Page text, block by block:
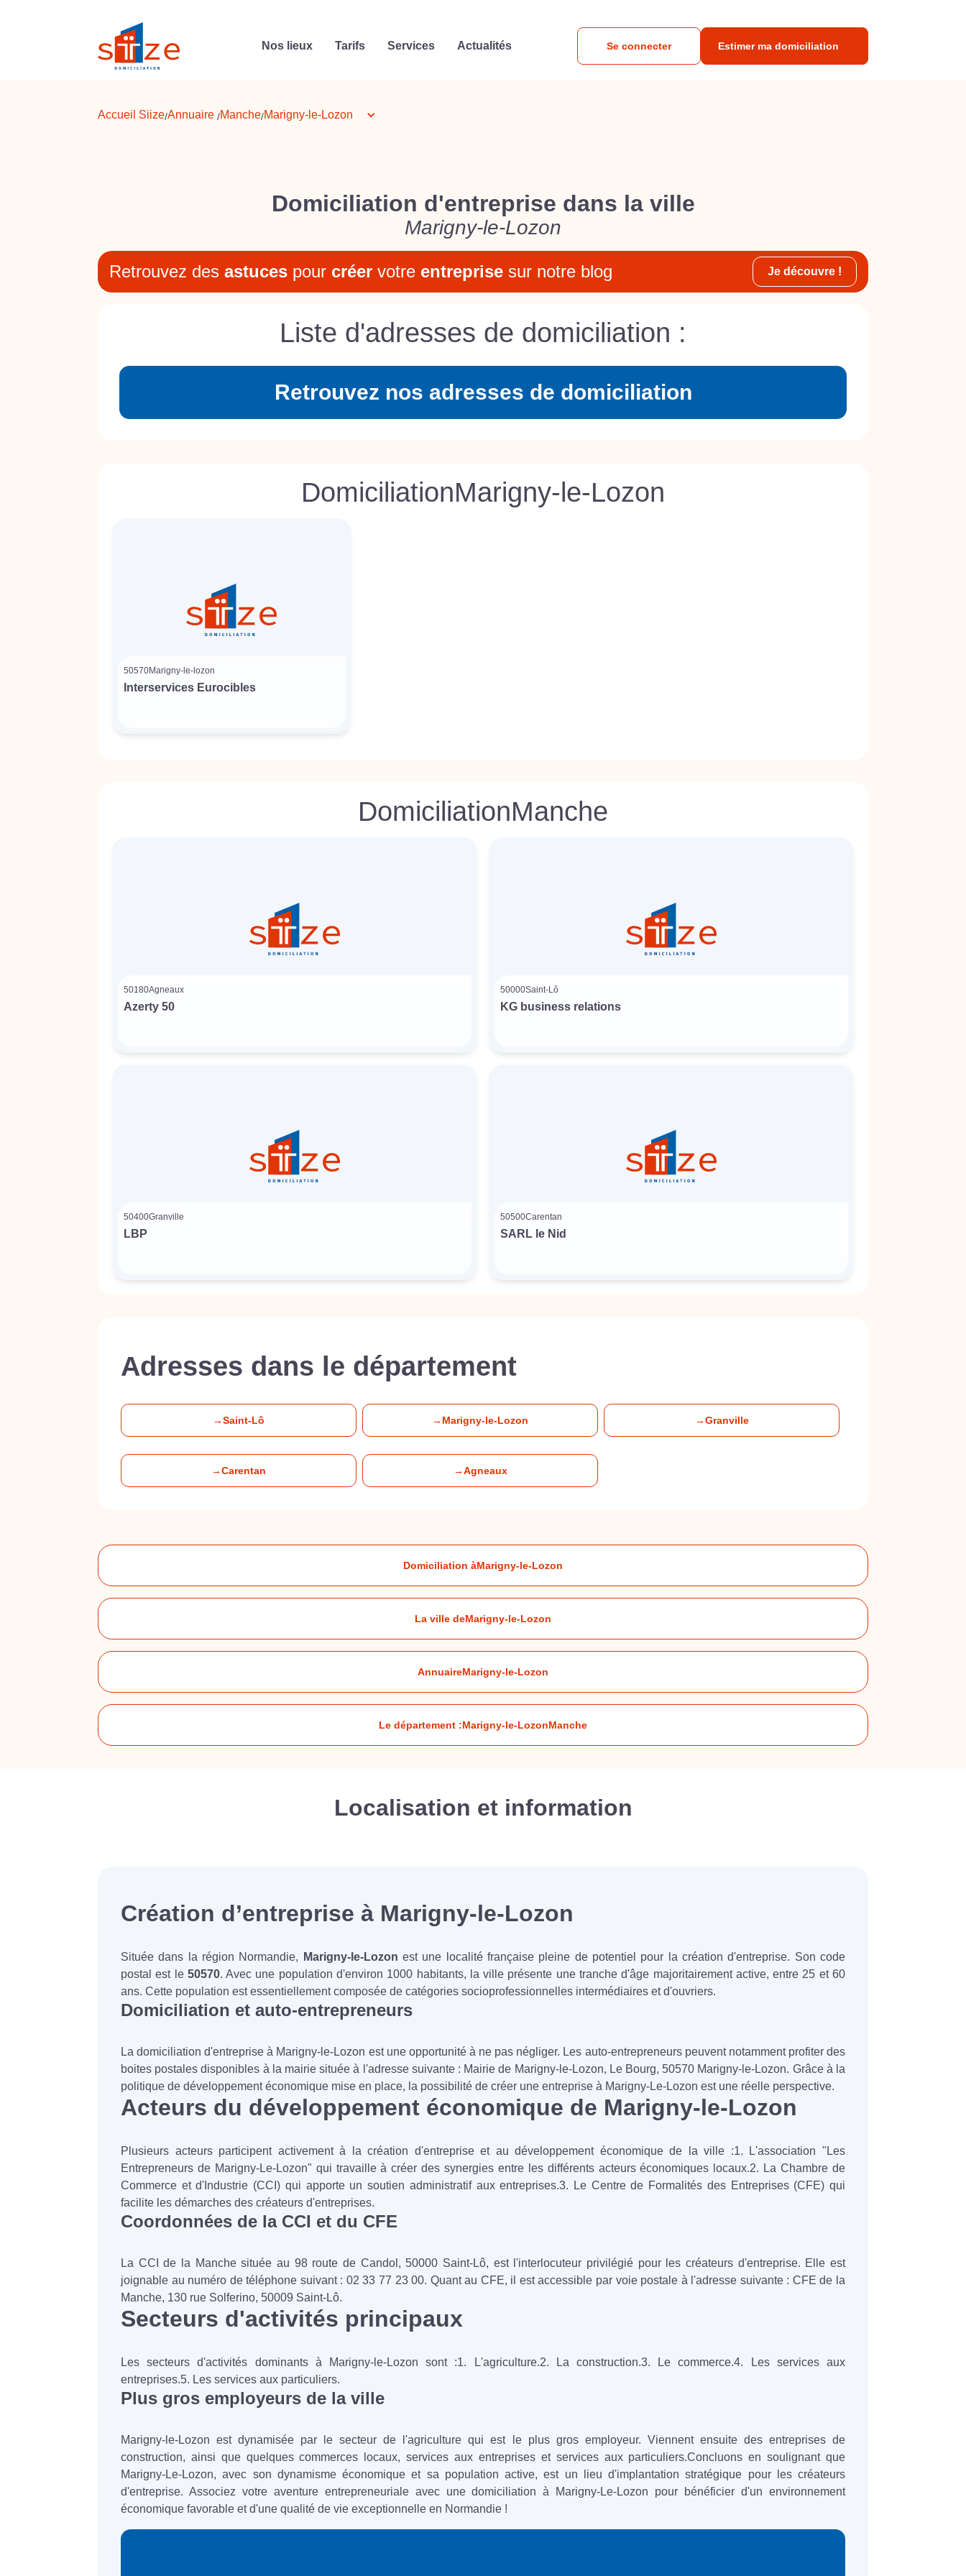
Nos lieux Tarifs Services Actualités Se connecter Estimer ma domiciliation
Accueil Siize/Annuaire /Manche/Marigny-le-Lozon
Domiciliation d'entreprise dans la ville
Marigny-le-Lozon
Retrouvez des astuces pour créer votre entreprise sur notre blog Je découvre !
Liste d'adresses de domiciliation :
Retrouvez nos adresses de domiciliation
DomiciliationMarigny-le-Lozon
50570Marigny-le-lozon
Interservices Eurocibles
DomiciliationManche
50180Agneaux
Azerty 50
50000Saint-Lô
KG business relations
50400Granville
LBP
50500Carentan
SARL le Nid
Adresses dans le département
→Saint-Lô → Marigny-le-Lozon →Granville
→Carentan →Agneaux
Domiciliation àMarigny-le-Lozon
La ville deMarigny-le-Lozon
AnnuaireMarigny-le-Lozon
Le département :Marigny-le-LozonManche
Localisation et information
Création d’entreprise à Marigny-le-Lozon
Située dans la région Normandie, Marigny-le-Lozon est une localité française pleine de potentiel pour la création d'entreprise. Son code
postal est le 50570. Avec une population d'environ 1000 habitants, la ville présente une tranche d'âge majoritairement active, entre 25 et 60
ans. Cette population est essentiellement composée de catégories socioprofessionnelles intermédiaires et d'ouvriers.
Domiciliation et auto-entrepreneurs
La domiciliation d'entreprise à Marigny-le-Lozon est une opportunité à ne pas négliger. Les auto-entrepreneurs peuvent notamment profiter des
boites postales disponibles à la mairie située à l'adresse suivante : Mairie de Marigny-le-Lozon, Le Bourg, 50570 Marigny-le-Lozon. Grâce à la
politique de développement économique mise en place, la possibilité de créer une entreprise à Marigny-Le-Lozon est une réelle perspective.
Acteurs du développement économique de Marigny-le-Lozon
Plusieurs acteurs participent activement à la création d'entreprise et au développement économique de la ville :1. L'association "Les
Entrepreneurs de Marigny-Le-Lozon" qui travaille à créer des synergies entre les différents acteurs économiques locaux.2. La Chambre de
Commerce et d'Industrie (CCI) qui apporte un soutien administratif aux entreprises.3. Le Centre de Formalités des Entreprises (CFE) qui
facilite les démarches des créateurs d'entreprises.
Coordonnées de la CCI et du CFE
La CCI de la Manche située au 98 route de Candol, 50000 Saint-Lô, est l'interlocuteur privilégié pour les créateurs d'entreprise. Elle est
joignable au numéro de téléphone suivant : 02 33 77 23 00. Quant au CFE, il est accessible par voie postale à l'adresse suivante : CFE de la
Manche, 130 rue Solferino, 50009 Saint-Lô.
Secteurs d'activités principaux
Les secteurs d'activités dominants à Marigny-le-Lozon sont :1. L'agriculture.2. La construction.3. Le commerce.4. Les services aux
entreprises.5. Les services aux particuliers.
Plus gros employeurs de la ville
Marigny-le-Lozon est dynamisée par le secteur de l'agriculture qui est le plus gros employeur. Viennent ensuite des entreprises de
construction, ainsi que quelques commerces locaux, services aux entreprises et services aux particuliers.Concluons en soulignant que
Marigny-Le-Lozon, avec son dynamisme économique et sa population active, est un lieu d'implantation stratégique pour les créateurs
d'entreprise. Associez votre aventure entrepreneuriale avec une domiciliation à Marigny-Le-Lozon pour bénéficier d'un environnement
économique favorable et d'une qualité de vie exceptionnelle en Normandie !